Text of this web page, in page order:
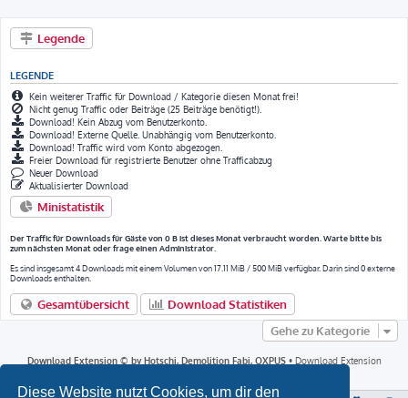
Diese Website nutzt Cookies, um dir den
Legende
LEGENDE
Kein weiterer Traffic für Download / Kategorie diesen Monat frei!
Nicht genug Traffic oder Beiträge (25 Beiträge benötigt!).
Download! Kein Abzug vom Benutzerkonto.
Download! Externe Quelle. Unabhängig vom Benutzerkonto.
Download! Traffic wird vom Konto abgezogen.
Freier Download für registrierte Benutzer ohne Trafficabzug
Neuer Download
Aktualisierter Download
Ministatistik
Der Traffic für Downloads für Gäste von 0 B ist dieses Monat verbraucht worden. Warte bitte bis
zum nächsten Monat oder frage einen Administrator.
Es sind insgesamt 4 Downloads mit einem Volumen von 17.11 MiB / 500 MiB verfügbar. Darin sind 0 externe
Downloads enthalten.
Gesamtübersicht
Download Statistiken
Gehe zu Kategorie
Download Extension © by Hotschi, Demolition Fabi, OXPUS• Download Extension